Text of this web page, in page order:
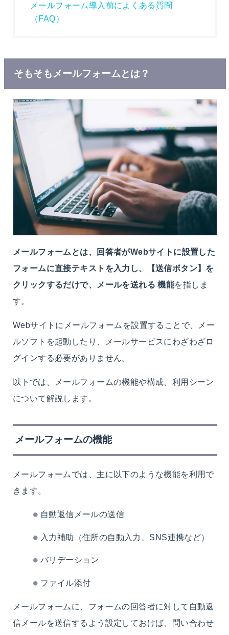
メールフォーム導入前によくある質問
（FAQ）
そもそもメールフォームとは？
メールフォームとは、回答者がWebサイトに設置した
フォームに直接テキストを入力し、【送信ボタン】を
クリックするだけで、メールを送れる 機能を指しま
す。
Webサイトにメールフォームを設置することで、メー
ルソフトを起動したり、メールサービスにわざわざロ
グインする必要がありません。
以下では、メールフォームの機能や構成、利用シーン
について解説します。
メールフォームの機能
メールフォームでは、主に以下のような機能を利用で
きます。
自動返信メールの送信
入力補助（住所の自動入力、SNS連携など）
バリデーション
ファイル添付
メールフォームに、フォームの回答者に対して自動返
信メールを送信するよう設定しておけば、問い合わせ